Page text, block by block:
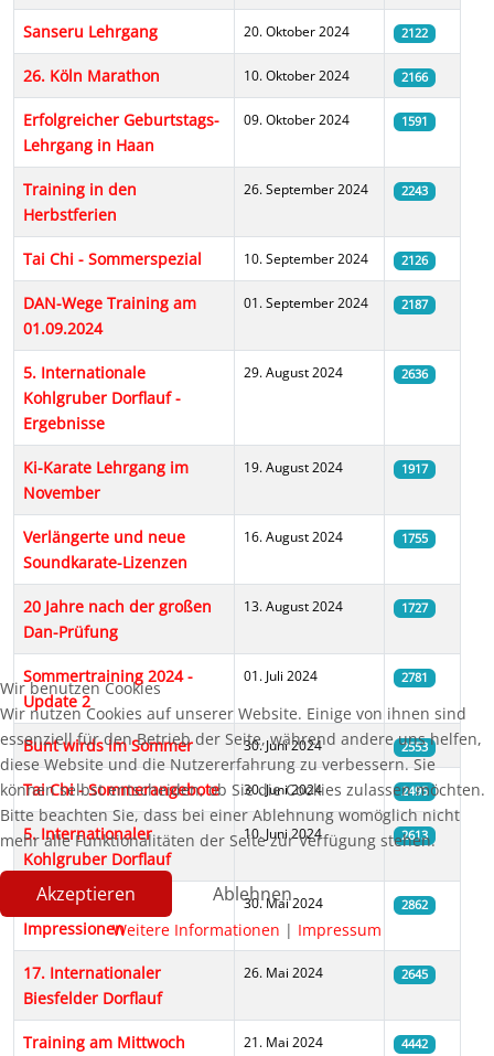
Sanseru Lehrgang 20. Oktober 2024 2122
26. Köln Marathon 10. Oktober 2024 2166
Erfolgreicher Geburtstags-
Lehrgang in Haan
09. Oktober 2024 1591
Training in den
Herbstferien
26. September 2024 2243
Tai Chi - Sommerspezial 10. September 2024 2126
DAN-Wege Training am
01.09.2024
01. September 2024 2187
5. Internationale
Kohlgruber Dorflauf -
Ergebnisse
29. August 2024 2636
Ki-Karate Lehrgang im
November
19. August 2024 1917
Verlängerte und neue
Soundkarate-Lizenzen
16. August 2024 1755
20 Jahre nach der großen
Dan-Prüfung
13. August 2024 1727
Sommertraining 2024 -
Update 2
01. Juli 2024 2781
Bunt wirds im Sommer 30. Juni 2024 2553
Tai Chi - Sommerangebote 30. Juni 2024 2495
5. Internationaler
Kohlgruber Dorflauf
10. Juni 2024 2613
Grube Louise 2024 -
Impressionen
30. Mai 2024 2862
17. Internationaler
Biesfelder Dorflauf
26. Mai 2024 2645
Training am Mittwoch
21. Mai 2024 4442
Wir benutzen Cookies
Wir nutzen Cookies auf unserer Website. Einige von ihnen sind
essenziell für den Betrieb der Seite, während andere uns helfen,
diese Website und die Nutzererfahrung zu verbessern. Sie
können selbst entscheiden, ob Sie die Cookies zulassen möchten.
Bitte beachten Sie, dass bei einer Ablehnung womöglich nicht
mehr alle Funktionalitäten der Seite zur Verfügung stehen.
Akzeptieren Ablehnen
Weitere Informationen | Impressum